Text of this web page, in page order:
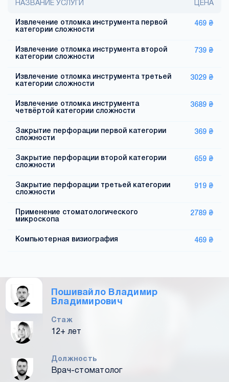
НАЗВАНИЕ УСЛУГИ ЦЕНА
Извлечение отломка инструмента первой
категории сложности
469 ₴
Извлечение отломка инструмента второй
категории сложности
739 ₴
Извлечение отломка инструмента третьей
категории сложности
3029 ₴
Извлечение отломка инструмента
четвёртой категории сложности
3689 ₴
Закрытие перфорации первой категории
сложности
369 ₴
Закрытие перфорации второй категории
сложности
659 ₴
Закрытие перфорации третьей категории
сложности
919 ₴
Применение стоматологического
микроскопа
2789 ₴
Компьютерная визиография 469 ₴
Пошивайло Владимир
Владимирович
Стаж
12+ лет
Должность
Врач-стоматолог